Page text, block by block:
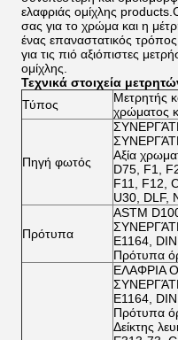
ελαφριάς ομίχλης
σας για το χρώμα και η
ένας επαναστατικός
για τις πιό αξιόπιστες
ομίχλης.
Τεχνικά στοιχεία
Τύπος
Μετρητής
χρώματος
Πηγή φωτός
Αξία
D75, F1,
F11, F12,
U30, DLF,
Πρότυπα
ASTM
E1164,
Πρότυπα
ΕΛΑΦΡΙΑ
E1164,
Πρότυπα
Δείκτης